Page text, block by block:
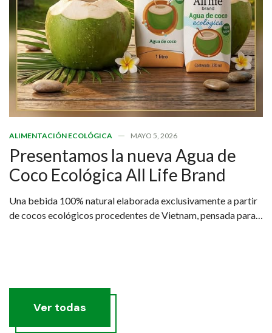
ALIMENTACIÓN ECOLÓGICA MAYO 5, 2026
Presentamos la nueva Agua de
Coco Ecológica All Life Brand
Una bebida 100% natural elaborada exclusivamente a partir
de cocos ecológicos procedentes de Vietnam, pensada para
Ver todas